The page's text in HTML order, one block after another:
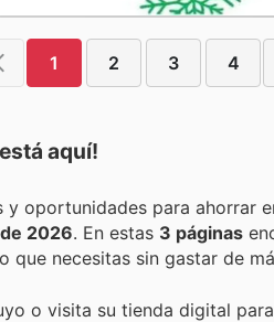
1 2 3 4
aquí!
Encuentra las mejores promociones, descuentos y oportunidades para
2026 . En estas 3 páginas
que necesitas sin gastar de
o visita su tienda digital